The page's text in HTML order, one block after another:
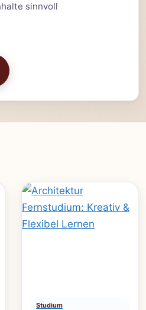
sinnvoll
Studium